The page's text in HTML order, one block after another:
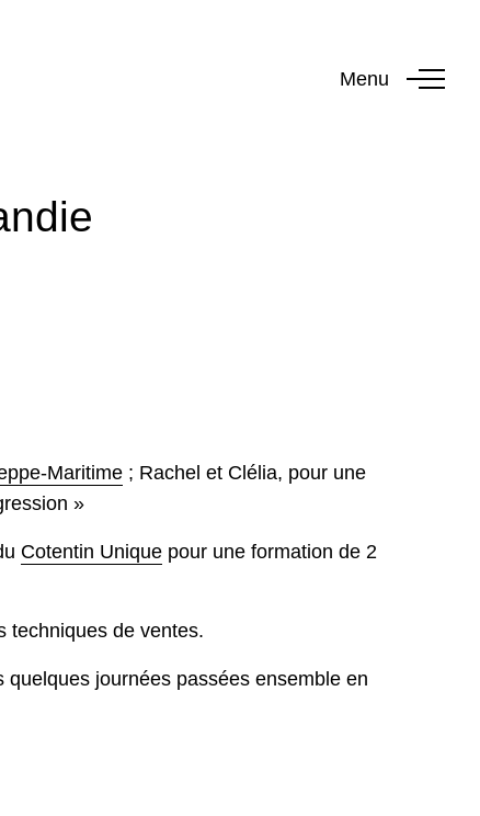
Menu
Maritime ; Rachel et Clélia, pour une
»
Cotentin Unique pour une formation de 2
techniques de ventes.
journées passées ensemble en